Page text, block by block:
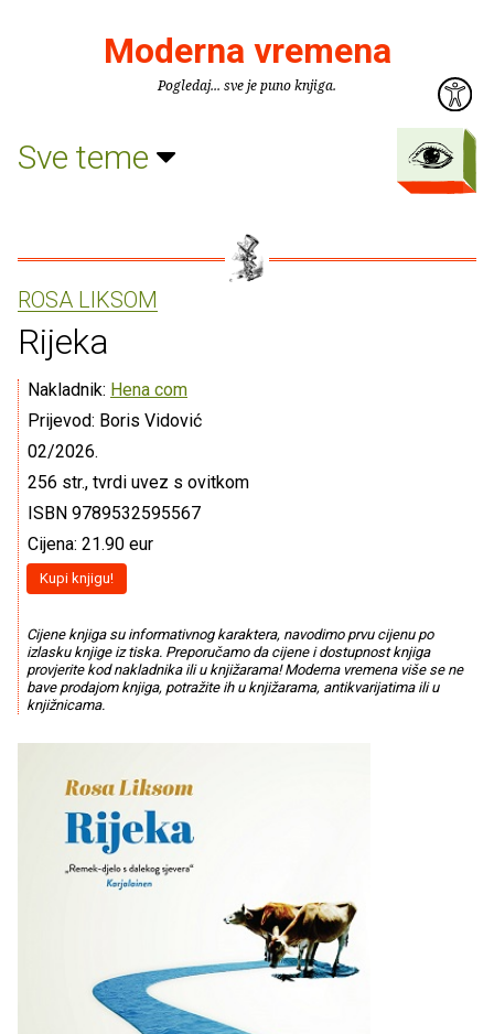
Moderna vremena
Pogledaj... sve je puno knjiga.
Sve teme
ROSA LIKSOM
Rijeka
Nakladnik: Hena com
Prijevod: Boris Vidović
02/2026.
256 str., tvrdi uvez s ovitkom
ISBN 9789532595567
Cijena: 21.90 eur
Kupi knjigu!
Cijene knjiga su informativnog karaktera, navodimo prvu cijenu po
izlasku knjige iz tiska. Preporučamo da cijene i dostupnost knjiga
provjerite kod nakladnika ili u knjižarama! Moderna vremena više se ne
bave prodajom knjiga, potražite ih u knjižarama, antikvarijatima ili u
knjižnicama.